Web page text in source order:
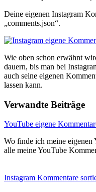
Deine eigenen Instagram
„comments.json“.
Wie oben schon erwähnt
dauern, bis man bei
auch seine eigenen
lassen kann.
Verwandte Beiträge
YouTube eigene
Wo finde ich meine
alle meine YouTube
Instagram Kommentare